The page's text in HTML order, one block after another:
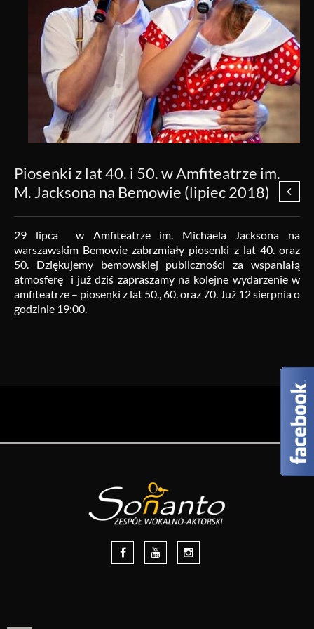
Piosenki z lat 40. i 50. w Amfiteatrze im.
M. Jacksona na Bemowie (lipiec 2018)
29 lipca w Amfiteatrze im. Michaela Jacksona na
warszawskim Bemowie zabrzmiały piosenki z lat 40. oraz
50. Dziękujemy bemowskiej publiczności za wspaniałą
atmosferę i już dziś zapraszamy na kolejne wydarzenie w
amfiteatrze – piosenki z lat 50., 60. oraz 70. Już 12 sierpnia o
godzinie 19:00.